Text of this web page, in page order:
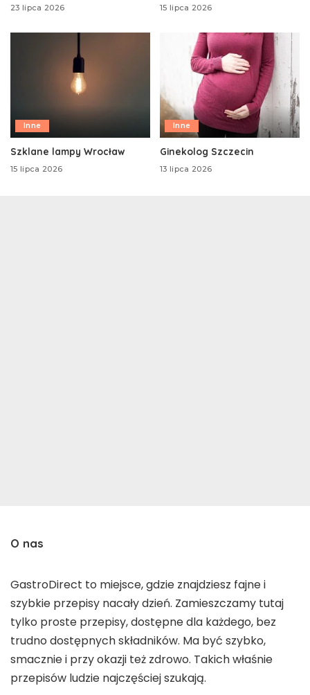
23 lipca 2026 15 lipca 2026
Inne
Szklane lampy Wrocław
15 lipca 2026
Inne
Ginekolog Szczecin
13 lipca 2026
O nas
GastroDirect to miejsce, gdzie znajdziesz fajne i
szybkie przepisy nacały dzień. Zamieszczamy tutaj
tylko proste przepisy, dostępne dla każdego, bez
trudno dostępnych składników. Ma być szybko,
smacznie i przy okazji też zdrowo. Takich właśnie
przepisów ludzie najczęściej szukają.